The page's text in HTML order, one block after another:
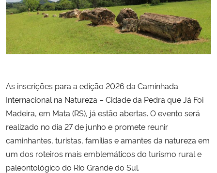
Gabinete de Segurança Institucional
Advocacia-Geral da União
Planalto
As inscrições para a edição 2026 da Caminhada
Internacional na Natureza – Cidade da Pedra que Já Foi
Madeira, em Mata (RS), já estão abertas. O evento será
realizado no dia 27 de junho e promete reunir
caminhantes, turistas, famílias e amantes da natureza em
um dos roteiros mais emblemáticos do turismo rural e
paleontológico do Rio Grande do Sul.